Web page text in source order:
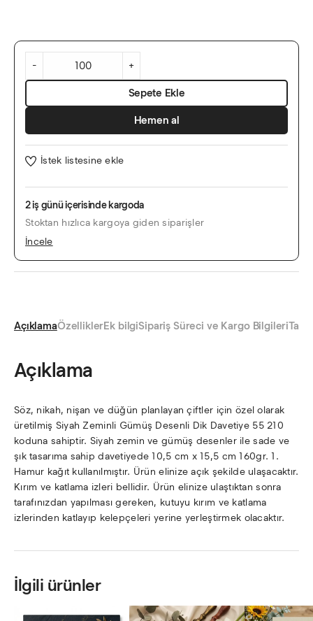
Zeminli
Dik
adet
- +
Sepete Ekle
Hemen al
İstek listesine ekle
2 iş günü içerisinde kargoda
Stoktan hızlıca kargoya giden siparişler
İncele
AçıklamaÖzelliklerEk bilgiSipariş Süreci ve Kargo Bilgileri
Açıklama
Söz, nikah, nişan ve düğün planlayan çiftler için özel olarak
üretilmiş Siyah Zeminli Gümüş Desenli Dik Davetiye 55 210
koduna sahiptir. Siyah zemin ve gümüş desenler ile sade ve
şık tasarıma sahip davetiyede 10,5 cm x 15,5 cm 160gr. 1.
Hamur kağıt kullanılmıştır. Ürün elinize açık şekilde ulaşacaktır.
Kırım ve katlama izleri bellidir. Ürün elinize ulaştıktan sonra
tarafınızdan yapılması gereken, kutuyu kırım ve katlama
izlerinden katlayıp kelepçeleri yerine yerleştirmek olacaktır.
İlgili ürünler